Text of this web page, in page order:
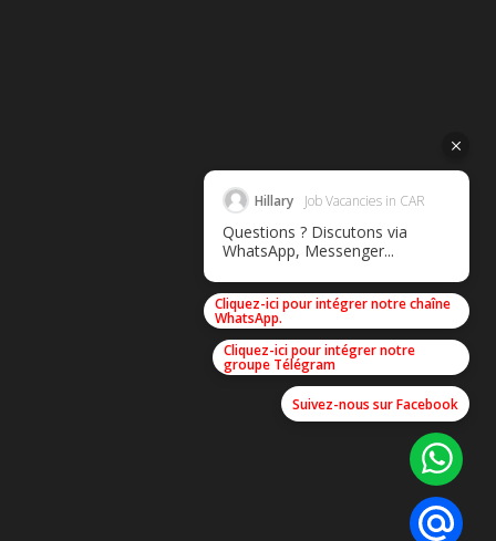
Hillary Job Vacancies in CAR
Questions ? Discutons via
WhatsApp, Messenger...
Cliquez-ici pour intégrer notre chaîne
WhatsApp.
Cliquez-ici pour intégrer notre
groupe Télégram
Suivez-nous sur Facebook